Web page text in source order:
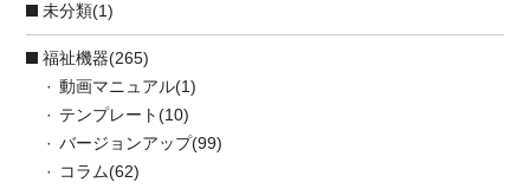
未分類(1)
福祉機器(265)
動画マニュアル(1)
テンプレート(10)
バージョンアップ(99)
コラム(62)